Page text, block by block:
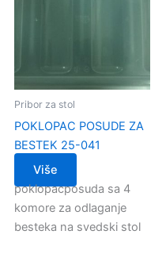
Pribor za stol
POKLOPAC POSUDE ZA
BESTEK 25-041
Više
poklopacposuda sa 4
komore za odlaganje
besteka na svedski stol